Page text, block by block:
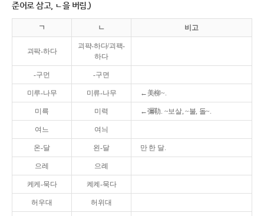
준어로 삼고, ㄴ을 버림.)
ㄱ ㄴ 비고
괴팍-하다
괴퍅-하다/괴팩-
하다
-구먼 -구면
미루-나무 미류-나무 ←美柳~.
미륵 미력 ←彌勒. ~보살, ~불, 돌~.
여느 여늬
온-달 왼-달 만 한 달.
으레 으례
케케-묵다 켸켸-묵다
허우대 허위대